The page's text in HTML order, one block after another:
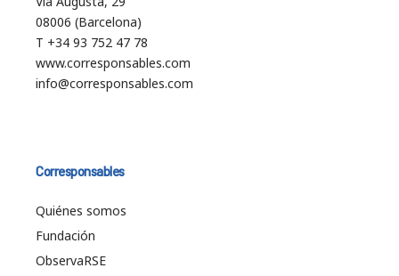
08006 (Barcelona)
T +34 93 752 47 78
www.corresponsables.com
info@corresponsables.com
Corresponsables
Quiénes somos
Fundación
ObservaRSE